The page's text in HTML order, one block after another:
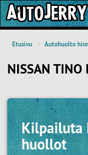
Etusivu Autohuolto
NISSAN TINO
Kilpailuta
huollot